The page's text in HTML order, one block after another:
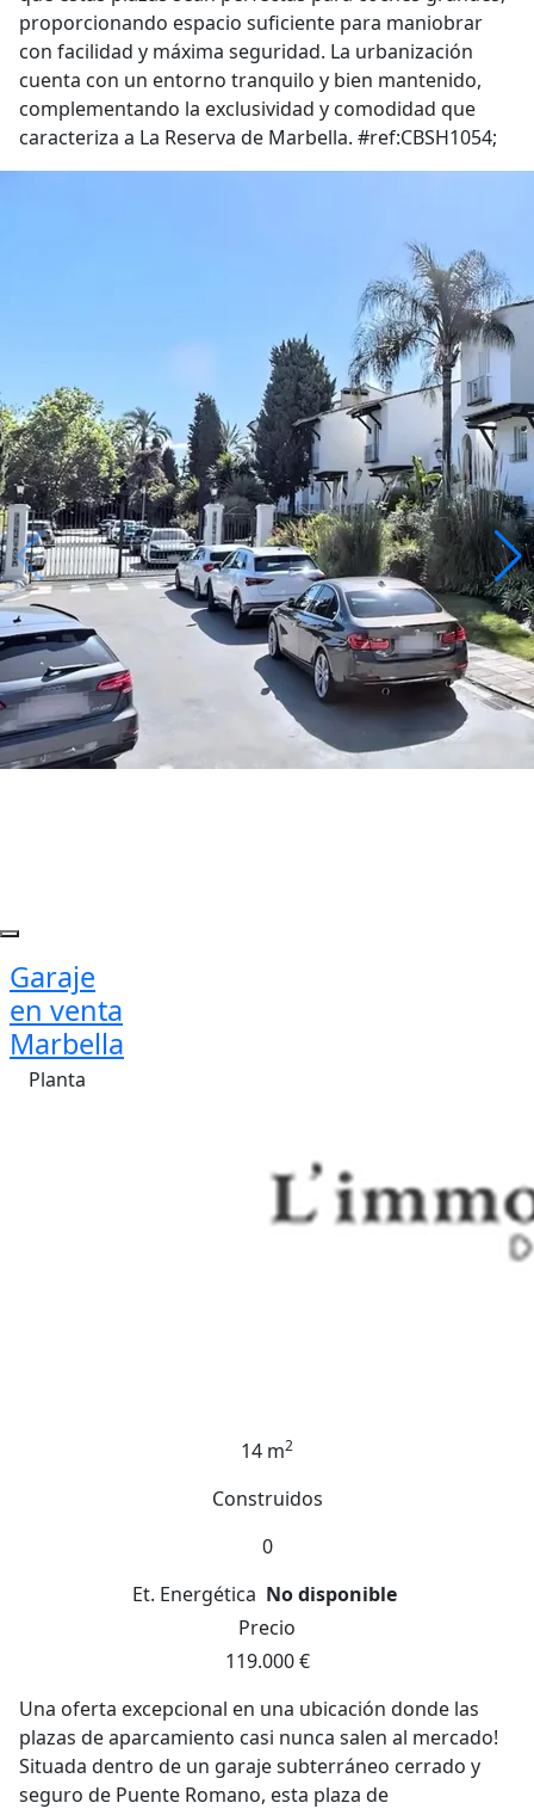
proporcionando espacio suficiente para maniobrar
con facilidad y máxima seguridad. La urbanización
cuenta con un entorno tranquilo y bien mantenido,
complementando la exclusividad y comodidad que
caracteriza a La Reserva de Marbella. #ref:CBSH1054;
Garaje
en venta
Marbella
Planta
14 m2
Construidos
0
Et. Energética No disponible
Precio
119.000 €
Una oferta excepcional en una ubicación donde las
plazas de aparcamiento casi nunca salen al mercado!
Situada dentro de un garaje subterráneo cerrado y
seguro de Puente Romano, esta plaza de